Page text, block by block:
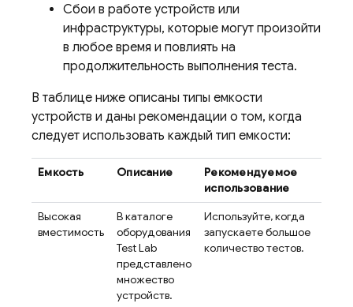
Сбои в работе устройств или
инфраструктуры, которые могут произойти
в любое время и повлиять на
продолжительность выполнения теста.
В таблице ниже описаны типы емкости
устройств и даны рекомендации о том, когда
следует использовать каждый тип емкости:
Емкость Описание
Рекомендуемое
использование
Высокая
вместимость
В каталоге
оборудования
Test Lab
представлено
множество
устройств.
Используйте, когда
запускаете большое
количество тестов.